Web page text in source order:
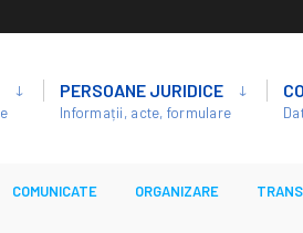
PERSOANE JURIDICE
Informații, acte, formulare
COMUNICATE ORGANIZARE